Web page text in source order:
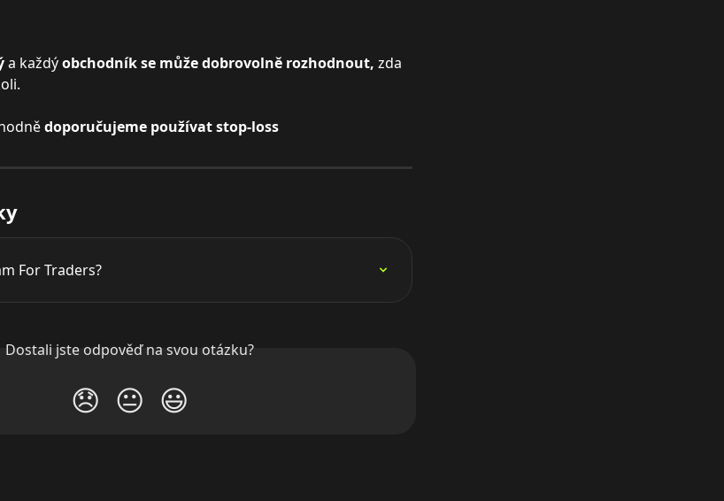
a každý obchodník se může dobrovolně rozhodnout, zda
doporučujeme používat stop-loss
For Traders?
Dostali jste odpověď na svou otázku?
😞 😐 😃